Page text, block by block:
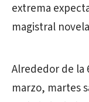
extrema
magistral
Alrededor de la
marzo, martes